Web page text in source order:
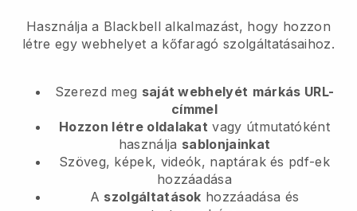
Használja a Blackbell alkalmazást, hogy hozzon
létre egy webhelyet a kőfaragó szolgáltatásaihoz.
Szerezd meg saját webhelyét márkás URL-
címmel
Hozzon létre oldalakat vagy útmutatóként
használja sablonjainkat
Szöveg, képek, videók, naptárak és pdf-ek
hozzáadása
A szolgáltatások hozzáadása és